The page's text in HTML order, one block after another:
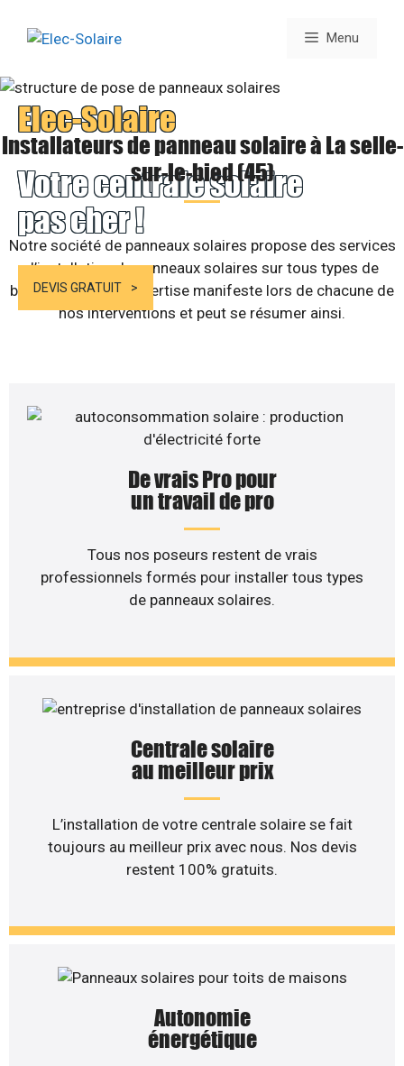
Menu
Elec-Solaire
Votre centrale solaire
pas cher !
DEVIS GRATUIT
Installateurs de panneau solaire à La selle-
sur-le-bied (45)
Notre société de panneaux solaires propose des services
d’installation de panneaux solaires sur tous types de
bâtiments. Notre expertise manifeste lors de chacune de
nos interventions et peut se résumer ainsi.
De vrais Pro pour
un travail de pro
Tous nos poseurs restent de vrais
professionnels formés pour installer tous types
de panneaux solaires.
Centrale solaire
au meilleur prix
L’installation de votre centrale solaire se fait
toujours au meilleur prix avec nous. Nos devis
restent 100% gratuits.
Autonomie
énergétique